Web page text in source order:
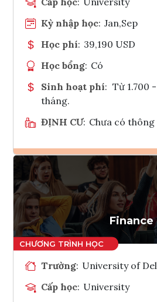
Kỳ nhập học: Jan,Sep
Học phí: 39,190 USD
Học bổng: Có
Sinh hoạt phí: Từ 1.700
tháng.
ĐỊNH CƯ: Chưa có
Ghi
Finance
Trường: University of
Cấp học: University